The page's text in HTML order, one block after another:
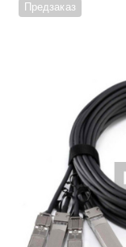
Предзаказ